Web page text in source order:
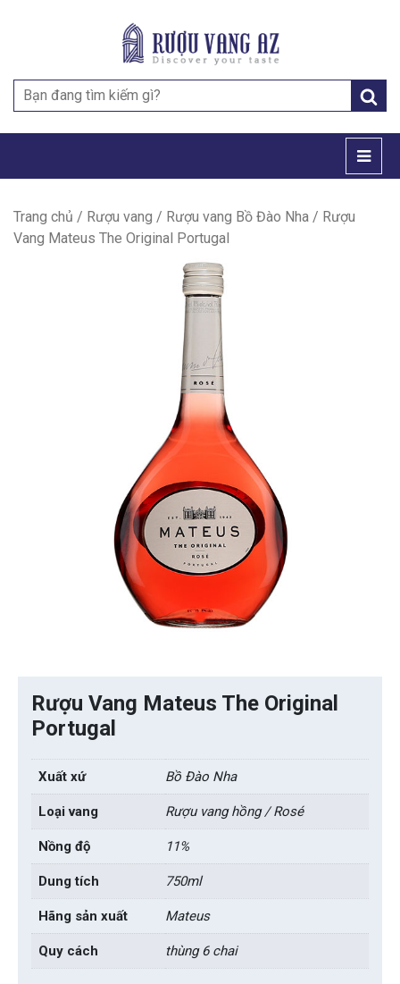
Search
for:
Trang chủ / Rượu vang / Rượu vang Bồ Đào Nha / Rượu
Vang Mateus The Original Portugal
Rượu Vang Mateus The Original
Portugal
Xuất xứ Bồ Đào Nha
Loại vang Rượu vang hồng / Rosé
Nồng độ 11%
Dung tích 750ml
Hãng sản xuất Mateus
Quy cách thùng 6 chai